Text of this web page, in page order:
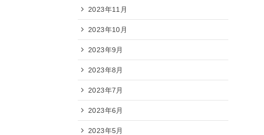
2023年11月
2023年10月
2023年9月
2023年8月
2023年7月
2023年6月
2023年5月